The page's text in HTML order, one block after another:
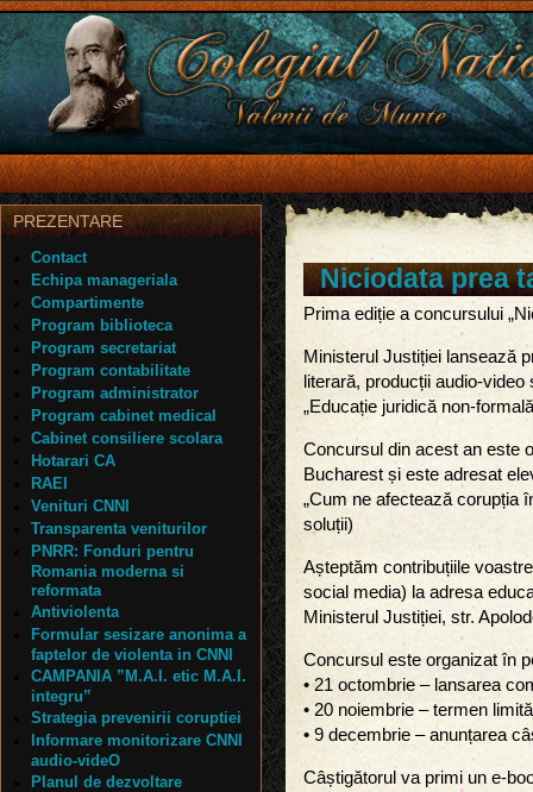
Niciodata prea
Prima ediție a concursului
Ministerul Justiției lansează
literară, producții audio-
„Educație juridică non-
Concursul din acest an este
Bucharest și este adresat
„Cum ne afectează corupția
soluții)
Așteptăm contribuțiile
social media) la adresa
Ministerul Justiției, str.
Concursul este organizat în
• 21 octombrie – lansarea
• 20 noiembrie – termen
• 9 decembrie – anunțarea
Câștigătorul va primi un e-
PREZENTARE
Contact
Echipa manageriala
Compartimente
Program biblioteca
Program secretariat
Program contabilitate
Program administrator
Program cabinet medical
Cabinet consiliere scolara
Hotarari CA
RAEI
Venituri CNNI
Transparenta veniturilor
PNRR: Fonduri pentru
Romania moderna si
reformata
Antiviolenta
Formular sesizare anonima a
faptelor de violenta in CNNI
CAMPANIA ”M.A.I. etic M.A.I.
integru”
Strategia prevenirii coruptiei
Informare monitorizare CNNI
audio-videO
Planul de dezvoltare